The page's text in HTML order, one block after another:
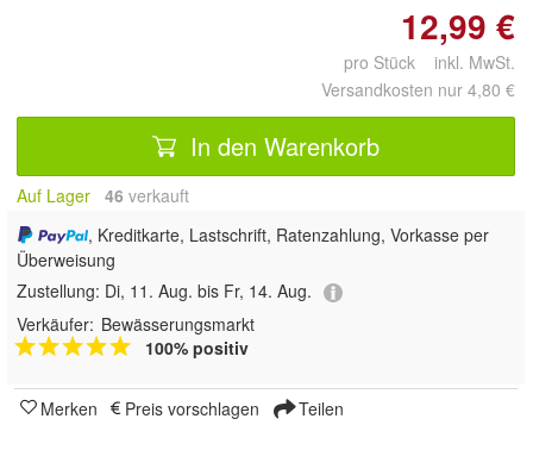
12,99 €
pro Stück inkl. MwSt.
Versandkosten nur 4,80 €
In den Warenkorb
Auf Lager 46 verkauft
, Kreditkarte, Lastschrift, Ratenzahlung, Vorkasse per
Überweisung
Zustellung: Di, 11. Aug. bis Fr, 14. Aug.
Verkäufer: Bewässerungsmarkt
100% positiv
Merken Preis vorschlagen Teilen